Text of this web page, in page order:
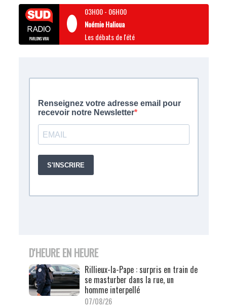
03H00- 06H00
Noémie Halioua
Les débats de l'été
D'HEURE EN HEURE
Rillieux-la-Pape : surpris en train de
se masturber dans la rue, un
homme interpellé
07/08/26